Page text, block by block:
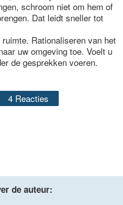
schroom niet om hem of
Dat leidt sneller tot
Rationaliseren van het
uw omgeving toe. Voelt u
de gesprekken voeren.
4 Reacties
de auteur: